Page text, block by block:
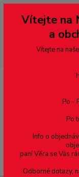
--- pro zákazníky ze
přepněte si e-shop
dobírky – pokud si z
domluvě zaslána
případě bude
Vítejte na
a
Vítejte na
Po -
Po
Info o
paní Věra se Vás
Odborné dotazy,